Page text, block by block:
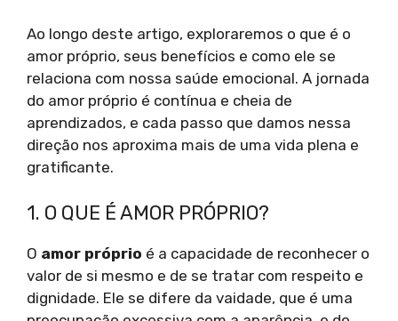
Ao longo deste artigo, exploraremos o que é o
amor próprio, seus benefícios e como ele se
relaciona com nossa saúde emocional. A jornada
do amor próprio é contínua e cheia de
aprendizados, e cada passo que damos nessa
direção nos aproxima mais de uma vida plena e
gratificante.
1. O QUE É AMOR PRÓPRIO?
O amor próprio é a capacidade de reconhecer o
valor de si mesmo e de se tratar com respeito e
dignidade. Ele se difere da vaidade, que é uma